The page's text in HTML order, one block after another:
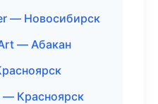
— Новосибирск
— Абакан
— Красноярск